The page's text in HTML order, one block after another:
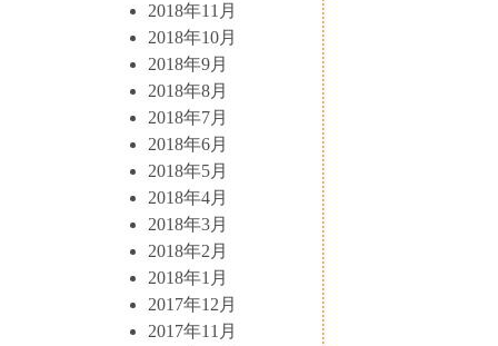
2018年11月
2018年10月
2018年9月
2018年8月
2018年7月
2018年6月
2018年5月
2018年4月
2018年3月
2018年2月
2018年1月
2017年12月
2017年11月